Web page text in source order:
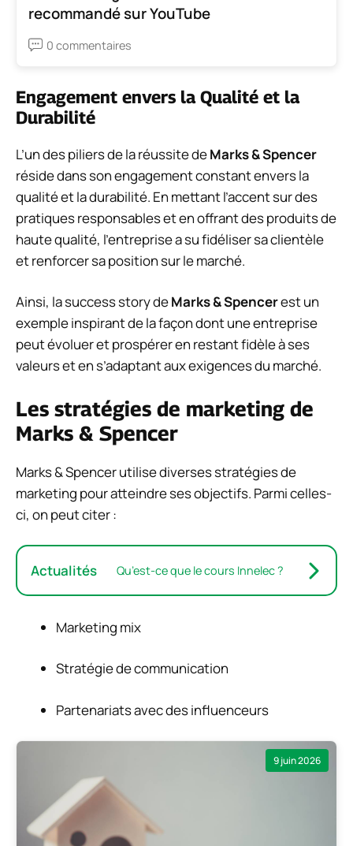
recommandé sur YouTube
0 commentaires
Engagement envers la Qualité et la
Durabilité
L’un des piliers de la réussite deMarks & Spencer
réside dans son engagement constant envers la
qualité et la durabilité. En mettant l’accent sur des
pratiques responsables et en offrant des produits de
haute qualité, l’entreprise a su fidéliser sa clientèle
et renforcer sa position sur le marché.
Ainsi, la success story deMarks & Spencerest un
exemple inspirant de la façon dont une entreprise
peut évoluer et prospérer en restant fidèle à ses
valeurs et en s’adaptant aux exigences du marché.
Les stratégies de marketing de
Marks & Spencer
Marks & Spencer utilise diverses stratégies de
marketing pour atteindre ses objectifs. Parmi celles-
ci, on peut citer :
Actualités Qu’est-ce que le cours Innelec ?
Marketing mix
Stratégie de communication
Partenariats avec des influenceurs
9 juin 2026